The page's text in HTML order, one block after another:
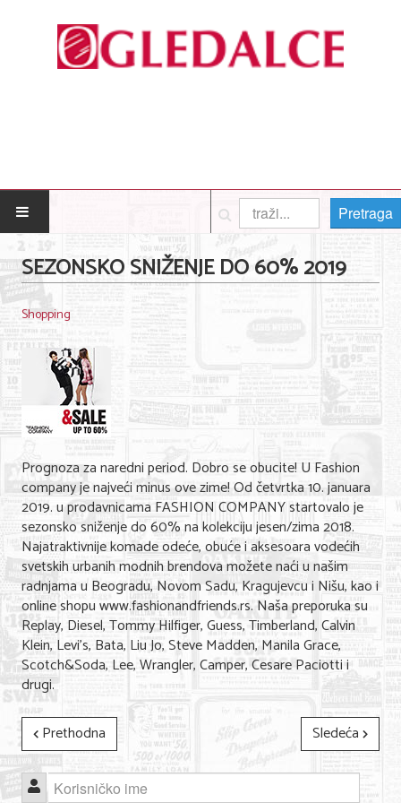
POČETNA
Posao
Nega lica i tela
Shopping
Sve za venčanje
Sve za decu
Gastronomija
Kuća i bašta
Zdravlje i medicina
Sport i rekreacija
Hobi i razonoda
ADRESAR
Posao
Usluge
Pretraga
SEZONSKO SNIŽENJE DO 60% 2019
Shopping
Prognoza za naredni period. Dobro se obucite! U Fashion
company je najveći minus ove zime! Od četvrtka 10. januara
2019. u prodavnicama FASHION COMPANY startovalo je
sezonsko sniženje do 60% na kolekciju jesen/zima 2018.
Najatraktivnije komade odeće, obuće i aksesoara vodećih
svetskih urbanih modnih brendova možete naći u našim
radnjama u Beogradu, Novom Sadu, Kragujevcu i Nišu, kao i
online shopu www.fashionandfriends.rs. Naša preporuka su
Replay, Diesel, Tommy Hilfiger, Guess, Timberland, Calvin
Klein, Levi’s, Bata, Liu Jo, Steve Madden, Manila Grace,
Scotch&Soda, Lee, Wrangler, Camper, Cesare Paciotti i
drugi.
Prethodna
Sledeća
Korisničko ime